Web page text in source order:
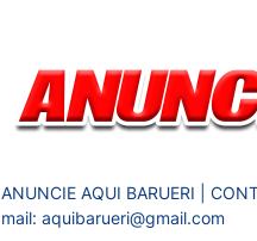
ANUNCIE AQUI BARUERI |
mail: aquibarueri@gmail.com